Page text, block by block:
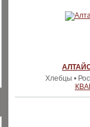
Хлебцы •